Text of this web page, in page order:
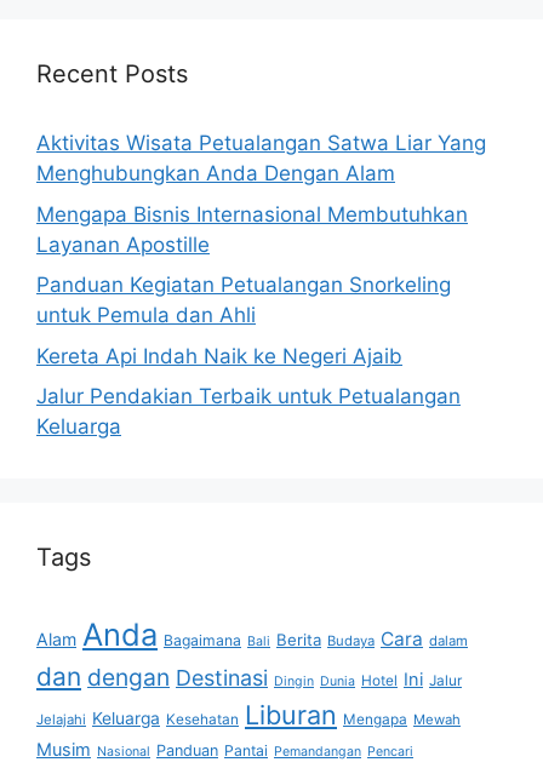
Recent Posts
Aktivitas Wisata Petualangan Satwa Liar Yang
Menghubungkan Anda Dengan Alam
Mengapa Bisnis Internasional Membutuhkan
Layanan Apostille
Panduan Kegiatan Petualangan Snorkeling
untuk Pemula dan Ahli
Kereta Api Indah Naik ke Negeri Ajaib
Jalur Pendakian Terbaik untuk Petualangan
Keluarga
Tags
Alam Anda Bagaimana Bali Berita Budaya Cara dalam
dan dengan Destinasi Dingin Dunia Hotel Ini Jalur
Jelajahi Keluarga Kesehatan Liburan Mengapa Mewah
Musim Nasional Panduan Pantai Pemandangan Pencari